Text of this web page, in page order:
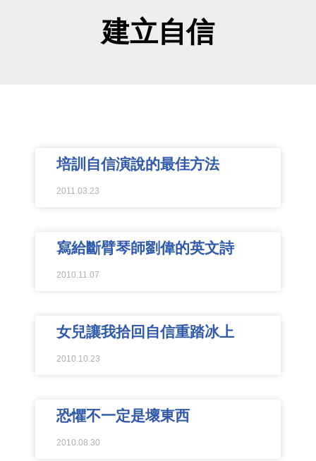
建立自信
培訓自信演說的最佳方法
2011.03.23
寫給斷臂琴師劉偉的英文詩
2010.11.07
女兒讓我拾回自信重踏冰上
2010.10.23
恐懼不一定是壞東西
2010.08.30